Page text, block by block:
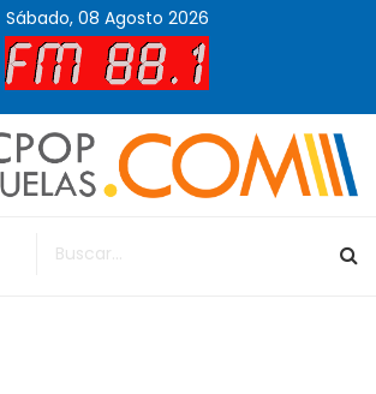
Sábado, 08 Agosto 2026